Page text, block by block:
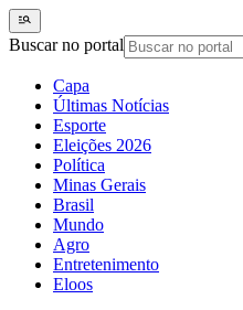
Buscar no portal
Capa
Últimas Notícias
Esporte
Eleições 2026
Política
Minas Gerais
Brasil
Mundo
Agro
Entretenimento
Eloos